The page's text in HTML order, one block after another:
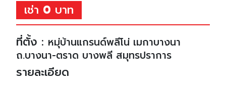
เช่า 0 บาท
ที่ตั้ง : หมุ่บ้านแกรนด์พลีโน่ เมกาบางนา
ถ.บางนา-ตราด บางพลี สมุทรปราการ
รายละเอียด